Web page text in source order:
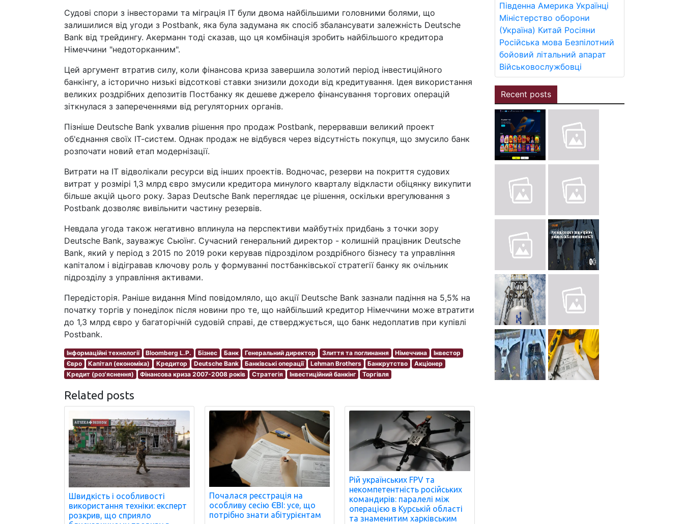
Судові спори з інвесторами та міграція ІТ були двома найбільшими головними болями, що
залишилися від угоди з Postbank, яка була задумана як спосіб збалансувати залежність Deutsche
Bank від трейдингу. Акерманн тоді сказав, що ця комбінація зробить найбільшого кредитора
Німеччини "недоторканним".
Цей аргумент втратив силу, коли фінансова криза завершила золотий період інвестиційного
банкінгу, а історично низькі відсоткові ставки знизили доходи від кредитування. Ідея використання
великих роздрібних депозитів Постбанку як дешеве джерело фінансування торгових операцій
зіткнулася з запереченнями від регуляторних органів.
Пізніше Deutsche Bank ухвалив рішення про продаж Postbank, перервавши великий проект
об'єднання своїх ІТ-систем. Однак продаж не відбувся через відсутність покупця, що змусило банк
розпочати новий етап модернізації.
Витрати на ІТ відволікали ресурси від інших проектів. Водночас, резерви на покриття судових
витрат у розмірі 1,3 млрд євро змусили кредитора минулого кварталу відкласти обіцянку викупити
більше акцій цього року. Зараз Deutsche Bank переглядає це рішення, оскільки врегулювання з
Postbank дозволяє вивільнити частину резервів.
Невдала угода також негативно вплинула на перспективи майбутніх придбань з точки зору
Deutsche Bank, зауважує Сьюїнг. Сучасний генеральний директор - колишній працівник Deutsche
Bank, який у період з 2015 по 2019 роки керував підрозділом роздрібного бізнесу та управління
капіталом і відігравав ключову роль у формуванні постбанківської стратегії банку як очільник
підрозділу з управління активами.
Передісторія. Раніше видання Mind повідомляло, що акції Deutsche Bank зазнали падіння на 5,5% на
початку торгів у понеділок після новини про те, що найбільший кредитор Німеччини може втратити
до 1,3 млрд євро у багаторічній судовій справі, де стверджується, що банк недоплатив при купівлі
Postbank.
Інформаційні технології Bloomberg L.P. Бізнес Банк Генеральний директор Злиття та поглинання Німеччина
Інвестор
Євро
Капітал (економіка) Кредитор Deutsche Bank Банківські операції Lehman Brothers Банкрутство
Акціонер
Кредит (роз'яснення)
Фінансова криза 2007-2008 років Стратегія Інвестиційний банкінг Торгівля
Related posts
Швидкість і особливості
використання техніки: експерт
розкрив, що сприяло
Почалася реєстрація на
особливу сесію ЄВІ: усе, що
потрібно знати абітурієнтам
Рій українських FPV та
некомпетентність російських
командирів: паралелі між
операцією в Курській області
та знаменитим харківським
Південна Америка Українці
Міністерство оборони
(Україна) Китай Росіяни
Російська мова Безпілотний
бойовий літальний апарат
Військовослужбовці
Recent posts